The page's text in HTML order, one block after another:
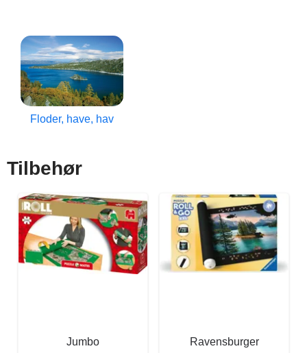
Floder, have, hav
Tilbehør
Jumbo Ravensburger